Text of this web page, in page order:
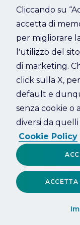
Cliccando su
accetta di
per migliorare
l'utilizzo del
di marketing.
click sulla X,
default e
senza cookie o
diversi da
Cookie Policy
ACCETTA